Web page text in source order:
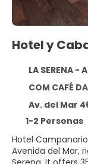
Hotel y
LA SERENA
COM CAFÉ
Av. del Mar 4600,
1-2 Personas
Hotel
Avenida del Mar,